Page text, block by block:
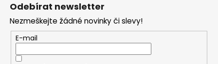
e
t
e
n
Odebírat newsletter
Nezmeškejte žádné novinky či slevy!
E-mail